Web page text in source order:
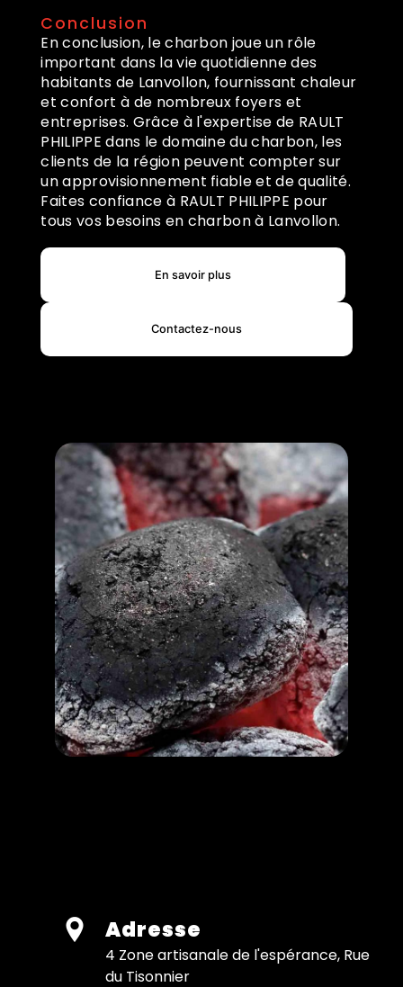
Conclusion
En conclusion, le charbon joue un rôle
important dans la vie quotidienne des
habitants de Lanvollon, fournissant chaleur
et confort à de nombreux foyers et
entreprises. Grâce à l'expertise de RAULT
PHILIPPE dans le domaine du charbon, les
clients de la région peuvent compter sur
un approvisionnement fiable et de qualité.
Faites confiance à RAULT PHILIPPE pour
tous vos besoins en charbon à Lanvollon.
En savoir plus
Contactez-nous
Adresse
4 Zone artisanale de l'espérance, Rue
du Tisonnier